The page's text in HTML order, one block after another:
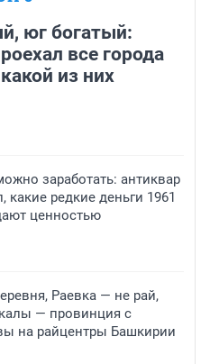
юг богатый:
все города
из них
заработать: антиквар
какие редкие деньги 1961
ценностью
Раевка — не рай,
— провинция с
на райцентры Башкирии